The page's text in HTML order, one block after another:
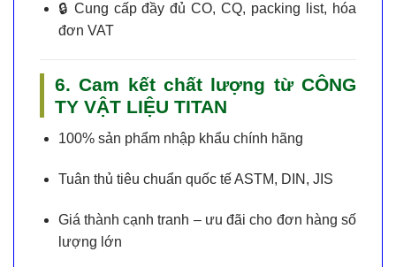
🔒 Cung cấp đầy đủ CO, CQ, packing list, hóa
đơn VAT
6. Cam kết chất lượng từ CÔNG
TY VẬT LIỆU TITAN
100% sản phẩm nhập khẩu chính hãng
Tuân thủ tiêu chuẩn quốc tế ASTM, DIN, JIS
Giá thành cạnh tranh – ưu đãi cho đơn hàng số
lượng lớn